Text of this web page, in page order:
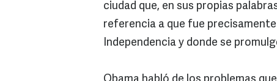
ciudad que, en sus propias
referencia a que fue
Independencia y donde se